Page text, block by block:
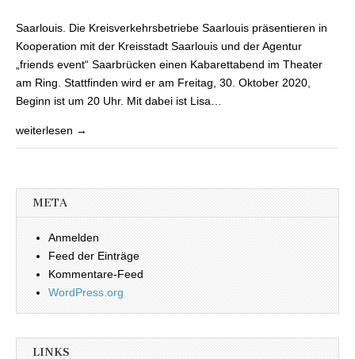
Szene – Ein Abend
voller Lachsalven
Saarlouis. Die Kreisverkehrsbetriebe Saarlouis präsentieren in
Kooperation mit der Kreisstadt Saarlouis und der Agentur
„friends event“ Saarbrücken einen Kabarettabend im Theater
am Ring. Stattfinden wird er am Freitag, 30. Oktober 2020,
Beginn ist um 20 Uhr. Mit dabei ist Lisa…
weiterlesen →
META
Anmelden
Feed der Einträge
Kommentare-Feed
WordPress.org
LINKS